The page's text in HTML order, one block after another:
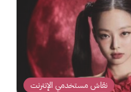
نقاش مستخدمي الإنترنت